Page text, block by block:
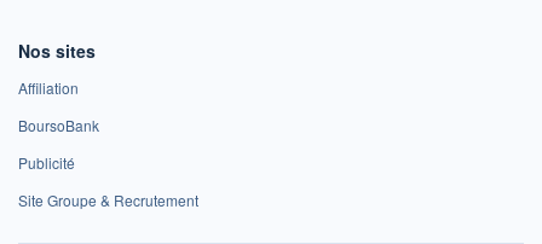
Nos sites
Affiliation
BoursoBank
Publicité
Site Groupe & Recrutement